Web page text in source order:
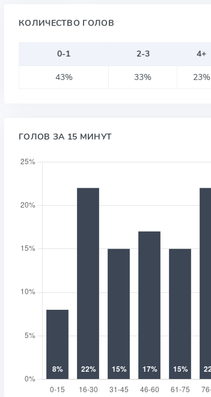
КОЛИЧЕСТВО ГОЛОВ
0-1 2-3
4+
43%
33% 23%
ГОЛОВ ЗА 15 МИНУТ